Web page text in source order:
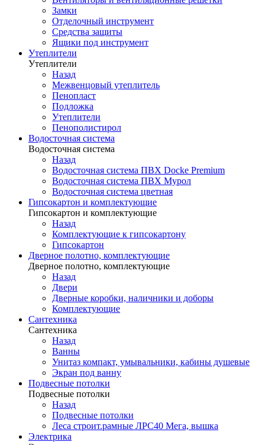
Замки
Отделочный инструмент
Средства защиты
Ящики под инструмент
Утеплители
Утеплители
Назад
Межвенцовый утеплитель
Пенопласт
Подложка
Утеплители
Пенополистирол
Водосточная система
Водосточная система
Назад
Водосточная система ПВХ Docke Premium
Водосточная система ПВХ Мурол
Водосточная система цветная
Гипсокартон и комплектующие
Гипсокартон и комплектующие
Назад
Комплектующие к гипсокартону
Гипсокартон
Дверное полотно, комплектующие
Дверное полотно, комплектующие
Назад
Двери
Дверные коробки, наличники и доборы
Комплектующие
Сантехника
Сантехника
Назад
Ванны
Унитаз компакт, умывальники, кабины душевые
Экран под ванну
Подвесные потолки
Подвесные потолки
Назад
Подвесные потолки
Леса строит.рамные ЛРС40 Мега, вышка
Электрика